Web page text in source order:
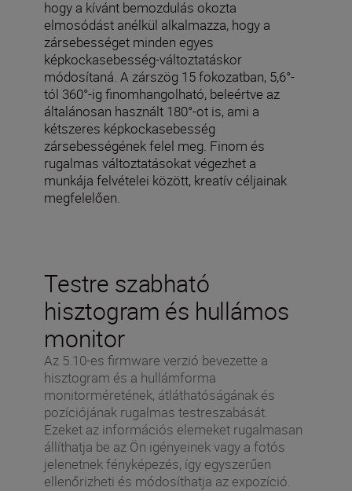
hogy a kívánt bemozdulás okozta
elmosódást anélkül alkalmazza, hogy a
zársebességet minden egyes
képkockasebesség-változtatáskor
módosítaná. A zárszög 15 fokozatban, 5,6°-
tól 360°-ig finomhangolható, beleértve az
általánosan használt 180°-ot is, ami a
kétszeres képkockasebesség
zársebességének felel meg. Finom és
rugalmas változtatásokat végezhet a
munkája felvételei között, kreatív céljainak
megfelelően.
Testre szabható
hisztogram és hullámos
monitor
Az 5.10-es firmware verzió bevezette a
hisztogram és a hullámforma
monitorméretének, átláthatóságának és
pozíciójának rugalmas testreszabását.
Ezeket az információs elemeket rugalmasan
állíthatja be az Ön igényeinek vagy a fotós
jelenetnek fényképezés, így egyszerűen
ellenőrizheti és módosíthatja az expozíció.